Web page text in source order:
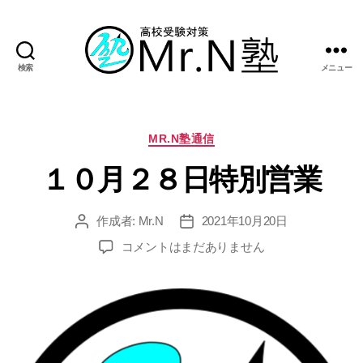
検索 メニュー
カ
ゴ
リ
MR.N塾通信
１０月２８日特別営業
投 作成者: Mr.N
投
稿
2021年10月20日
１
２
８
特
コメントはまだありません